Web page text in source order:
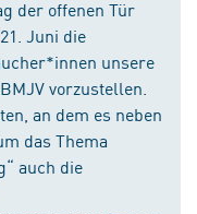
der offenen Tür
Juni die
unsere
vorzustellen.
an dem es neben
das Thema
auch die